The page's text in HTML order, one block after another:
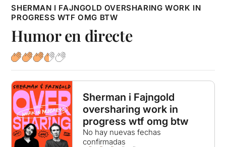
SHERMAN I FAJNGOLD OVERSHARING WORK IN
PROGRESS WTF OMG BTW
Humor en directe
Sherman i Fajngold
oversharing work in
progress wtf omg btw
No hay nuevas fechas
confirmadas